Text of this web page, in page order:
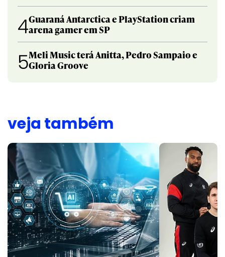
4Guaraná Antarctica e PlayStation criam
arena gamer em SP
5Meli Music terá Anitta, Pedro Sampaio e
Gloria Groove
veja também